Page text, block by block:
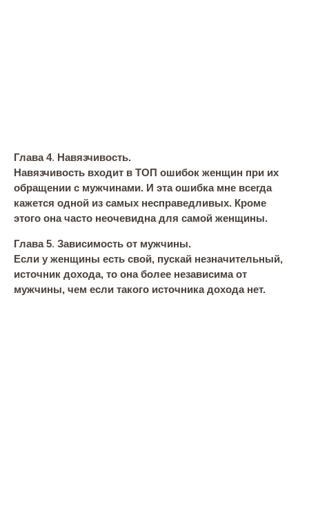
Глава 4. Навязчивость.
Навязчивость входит в ТОП ошибок женщин при их
обращении с мужчинами. И эта ошибка мне всегда
кажется одной из самых несправедливых. Кроме
этого она часто неочевидна для самой женщины.
Глава 5. Зависимость от мужчины.
Если у женщины есть свой, пускай незначительный,
источник дохода, то она более независима от
мужчины, чем если такого источника дохода нет.